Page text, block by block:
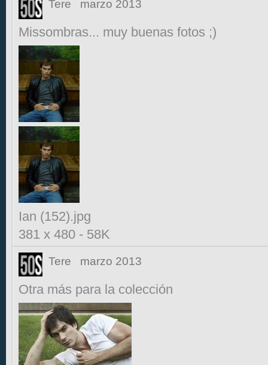
Tere marzo 2013
Missombras... muy buenas fotos ;)
Ian (152).jpg
381 x 480 - 58K
Tere marzo 2013
Otra más para la colección